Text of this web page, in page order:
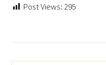
Post Views: 295